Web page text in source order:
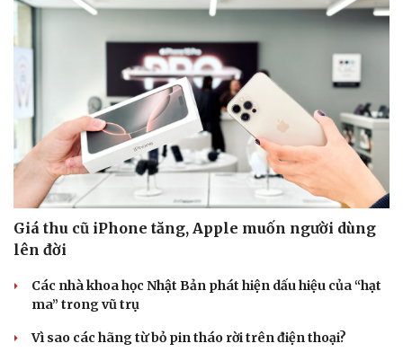
Doanh nghiệp
Thông tin doanh nghiệp
Doanh nghiệp 24h
Doanh nhân
Vì cộng đồng
Công nghệ
Sành điệu
Tin Công nghệ
Trải nghiệm
Chuyển đổi số
Giá thu cũ iPhone tăng, Apple muốn người dùng
lên đời
Các nhà khoa học Nhật Bản phát hiện dấu hiệu của “hạt
ma” trong vũ trụ
Vì sao các hãng từ bỏ pin tháo rời trên điện thoại?